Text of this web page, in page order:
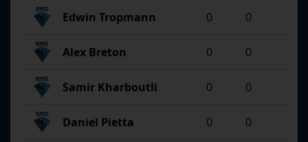
Edwin Tropmann 0 0
Alex Breton 0 0
Samir Kharboutli 0 0
Daniel Pietta 0 0